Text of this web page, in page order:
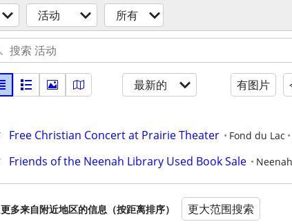
活动 所有
最新的 有图片
Free Christian Concert at Prairie Theater Fond du Lac
Friends of the Neenah Library Used Book Sale Neenah
更多来自附近地区的信息（按距离排序） 更大范围搜索